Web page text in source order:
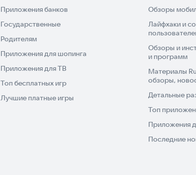
Приложения банков
Государственные
Родителям
Приложения для шопинга
Приложения для ТВ
Топ бесплатных игр
Лучшие платные игры
Обзоры
Лайфхаки и
Обзоры и
и программ
Материалы
обзоры,
Детальные
Топ
Приложения
Последние